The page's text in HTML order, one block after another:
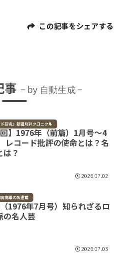
この記事をシェアする
事 by 自動生成
ド芸術』新譜月評クロニクル
】1976年（前篇）1月号～4
コード批評の使命とは？名
は？
2026.07.02
南雄の名連載
1976年7月号）知られざるロ
の名人芸
2026.07.03